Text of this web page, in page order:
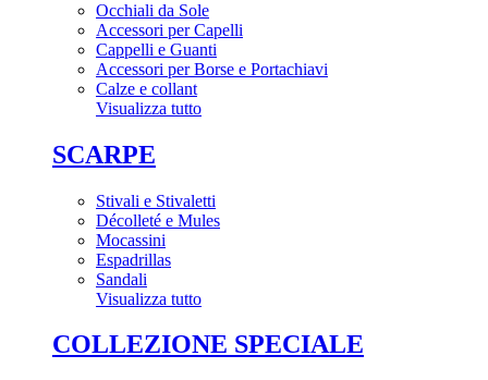
Occhiali da Sole
Accessori per Capelli
Cappelli e Guanti
Accessori per Borse e Portachiavi
Calze e collant
Visualizza tutto
SCARPE
Stivali e Stivaletti
Décolleté e Mules
Mocassini
Espadrillas
Sandali
Visualizza tutto
COLLEZIONE SPECIALE